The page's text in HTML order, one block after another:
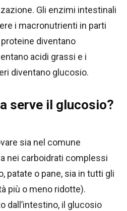
Gli enzimi intestinali
i macronutrienti in parti
diventano
acidi grassi e i
diventano glucosio.
serve il glucosio?
sia nel comune
nei carboidrati complessi
patate o pane, sia in tutti gli
più o meno ridotte).
dall’intestino, il glucosio